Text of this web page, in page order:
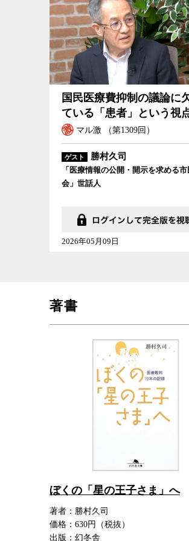
国民医療費抑制の議論に
ている「患者」という視
マル激 （第1309回）
ゲスト 勝村久司
「医療情報の公開・開示を求める
会」世話人
2026年05月09日
著書
ぼくの「星の王子さま」へ
著者：勝村久司
価格：630円（税抜）
出版：幻冬舎